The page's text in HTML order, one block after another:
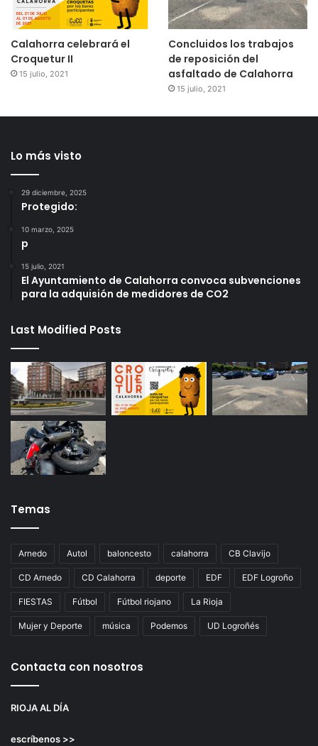
Calahorra celebrará el
Croquetur II
15 julio, 2021
Concluidos los trabajos
de reposición del
asfaltado de Calahorra
15 julio, 2021
Lo más visto
29 diciembre, 2025
Protegido:
10 marzo, 2025
p
15 julio, 2021
El Ayuntamiento de Calahorra convoca subvenciones
para la adquisión de medidores de CO2
Last Modified Posts
Temas
Arnedo Autol baloncesto calahorra CB Clavijo
CD Arnedo CD Calahorra deporte EDF EDF Logroño
FIESTAS Fútbol Fútbol riojano La Rioja
Mujer y Deporte música Podemos UD Logroñés
Contacta con nosotros
RIOJA AL DÍA
escríbenos >>